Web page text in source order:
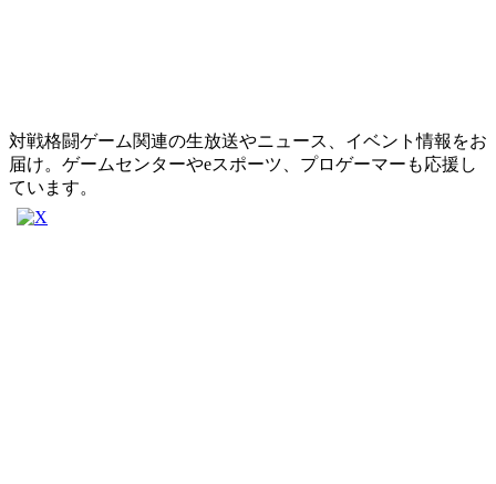
対戦格闘ゲーム関連の生放送やニュース、イベント情報をお
届け。ゲームセンターやeスポーツ、プロゲーマーも応援し
ています。